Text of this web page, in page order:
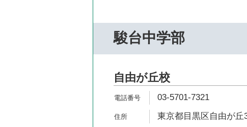
駿台中学部
自由が丘校
03-5701-7321
東京都目黒区自由が丘